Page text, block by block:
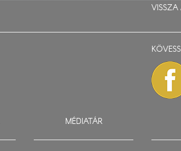
VISSZA
MÉDIATÁR